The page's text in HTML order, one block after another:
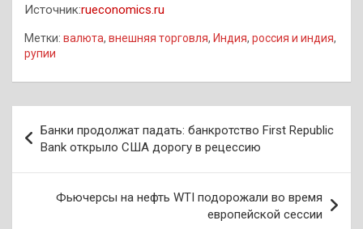
Источник:rueconomics.ru
Метки: валюта, внешняя торговля, Индия, россия и индия,
рупии
по
записям
Банки продолжат падать: банкротство First Republic
Bank открыло США дорогу в рецессию
Фьючерсы на нефть WTI подорожали во время
европейской сессии